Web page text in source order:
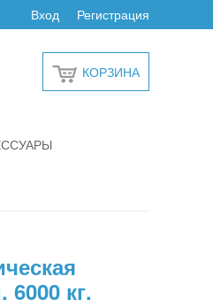
Регистрация
Вход
КОРЗИНА
кг.